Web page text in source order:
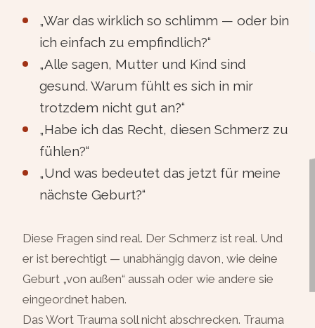
„War das wirklich so schlimm — oder bin
ich einfach zu empfindlich?“
„Alle sagen, Mutter und Kind sind
gesund. Warum fühlt es sich in mir
trotzdem nicht gut an?“
„Habe ich das Recht, diesen Schmerz zu
fühlen?“
„Und was bedeutet das jetzt für meine
nächste Geburt?“
Diese Fragen sind real. Der Schmerz ist real. Und
er ist berechtigt — unabhängig davon, wie deine
Geburt „von außen“ aussah oder wie andere sie
eingeordnet haben.
Das Wort Trauma soll nicht abschrecken. Trauma